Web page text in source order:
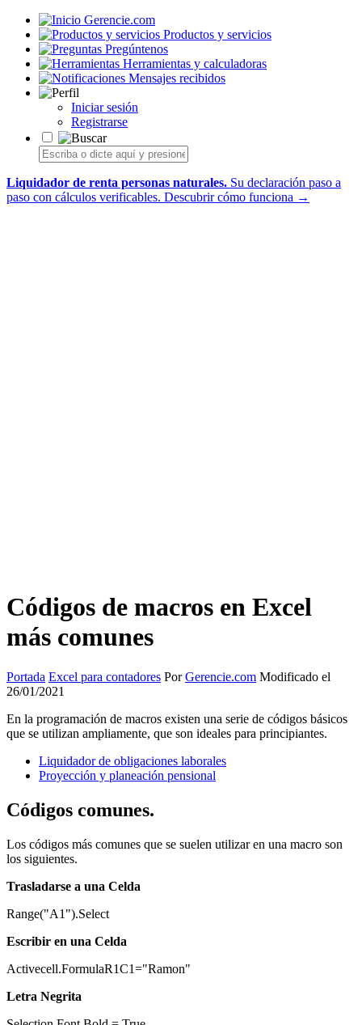
Gerencie.com
Productos y servicios
Pregúntenos
Herramientas y calculadoras
Mensajes recibidos
Iniciar sesión
Registrarse
Liquidador de renta personas naturales. Su declaración paso a
paso con cálculos verificables. Descubrir cómo funciona →
Códigos de macros en Excel
más comunes
Portada Excel para contadores PorGerencie.com Modificado el
26/01/2021
En la programación de macros existen una serie de códigos básicos
que se utilizan ampliamente, que son ideales para principiantes.
Liquidador de obligaciones laborales
Proyección y planeación pensional
Códigos comunes.
Los códigos más comunes que se suelen utilizar en una macro son
los siguientes.
Trasladarse a una Celda
Range("A1").Select
Escribir en una Celda
Activecell.FormulaR1C1="Ramon"
Letra Negrita